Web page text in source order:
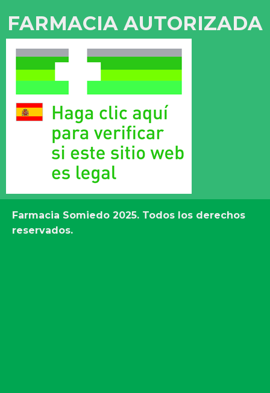
FARMACIA AUTORIZADA
Farmacia Somiedo 2025. Todos los derechos
reservados.